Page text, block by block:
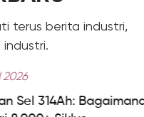
terus berita industri,
Seri Deye GE-